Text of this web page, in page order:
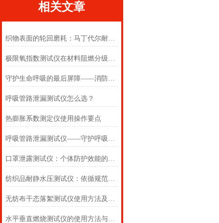
相关文章
织物表面的轮回磨耗：马丁代尔耐磨仪在多点轨迹与压力恒定下的耐用叙事
极限氧指数测试仪在材料阻燃分级中的浓度边界判定
守护生命呼吸的最后屏障——消防自救呼吸器防护性能测试仪的全面检测
呼吸管路泄漏测试仪怎么选？
热膨胀系数测定仪使用操作要点
呼吸管路泄漏测试仪——守护呼吸类医疗器械安全的精密检测方案
口罩泄露测试仪：个体防护效能的科学评估仪器
纺织品耐静水压测试仪：依循规范，精准测防渗
无纺布干态落絮测试仪使用方法及注意事项详解
水平垂直燃烧测试仪的使用方法与注意事项